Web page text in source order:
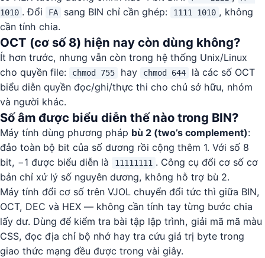
1010 . Đổi FA sang BIN chỉ cần ghép: 1111 1010 , không
cần tính chia.
OCT (cơ số 8) hiện nay còn dùng không?
Ít hơn trước, nhưng vẫn còn trong hệ thống Unix/Linux
cho quyền file:
chmod 755 hay chmod 644
là các số OCT
biểu diễn quyền đọc/ghi/thực thi cho chủ sở hữu, nhóm
và người khác.
Số âm được biểu diễn thế nào trong BIN?
Máy tính dùng phương pháp bù 2 (two’s complement):
đảo toàn bộ bit của số dương rồi cộng thêm 1. Với số 8
bit, −1 được biểu diễn là
11111111 . Công cụ đổi cơ số cơ
bản chỉ xử lý số nguyên dương, không hỗ trợ bù 2.
Máy tính đổi cơ số trên VJOL chuyển đổi tức thì giữa BIN,
OCT, DEC và HEX — không cần tính tay từng bước chia
lấy dư. Dùng để kiểm tra bài tập lập trình, giải mã mã màu
CSS, đọc địa chỉ bộ nhớ hay tra cứu giá trị byte trong
giao thức mạng đều được trong vài giây.